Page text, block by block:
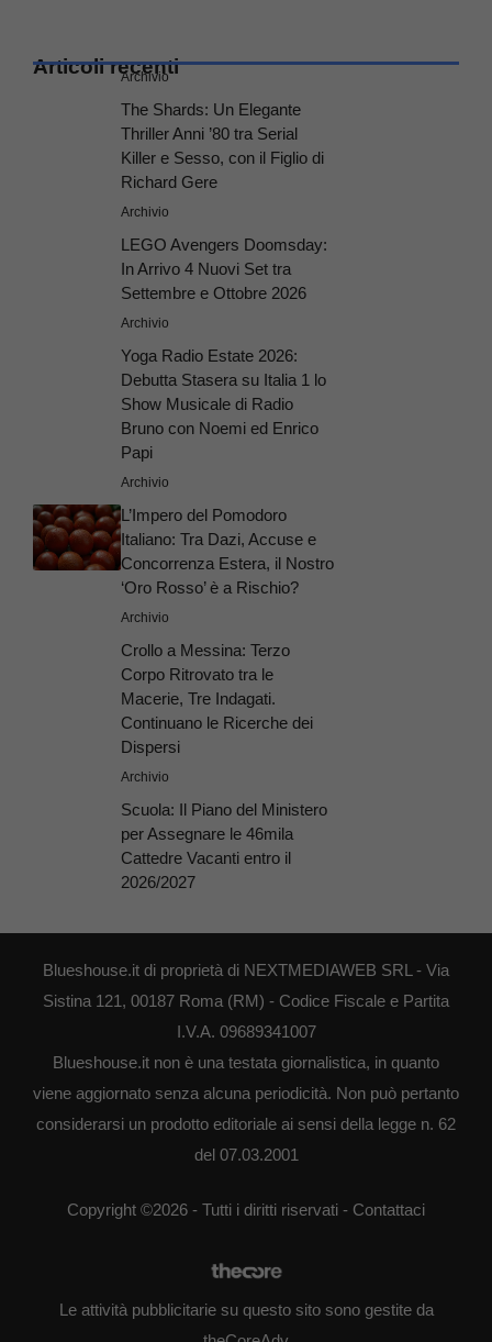
Articoli recenti
Archivio
The Shards: Un Elegante
Thriller Anni ’80 tra Serial
Killer e Sesso, con il Figlio di
Richard Gere
Archivio
LEGO Avengers Doomsday:
In Arrivo 4 Nuovi Set tra
Settembre e Ottobre 2026
Archivio
Yoga Radio Estate 2026:
Debutta Stasera su Italia 1 lo
Show Musicale di Radio
Bruno con Noemi ed Enrico
Papi
Archivio
L’Impero del Pomodoro
Italiano: Tra Dazi, Accuse e
Concorrenza Estera, il Nostro
‘Oro Rosso’ è a Rischio?
Archivio
Crollo a Messina: Terzo
Corpo Ritrovato tra le
Macerie, Tre Indagati.
Continuano le Ricerche dei
Dispersi
Archivio
Scuola: Il Piano del Ministero
per Assegnare le 46mila
Cattedre Vacanti entro il
2026/2027
Blueshouse.it di proprietà di NEXTMEDIAWEB SRL - Via
Sistina 121, 00187 Roma (RM) - Codice Fiscale e Partita
I.V.A. 09689341007
Blueshouse.it non è una testata giornalistica, in quanto
viene aggiornato senza alcuna periodicità. Non può pertanto
considerarsi un prodotto editoriale ai sensi della legge n. 62
del 07.03.2001
Copyright ©2026 - Tutti i diritti riservati - Contattaci
Le attività pubblicitarie su questo sito sono gestite da